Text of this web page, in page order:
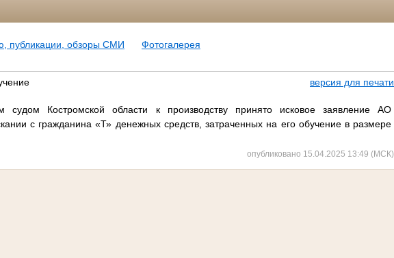
публикации, обзоры СМИ
Фотогалерея
версия для печати
судом Костромской области к производству принято исковое заявление АО
с гражданина «Т» денежных средств, затраченных на его обучение в размере
опубликовано 15.04.2025 13:49 (МСК)